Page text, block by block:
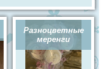
Разноцветные
меренги